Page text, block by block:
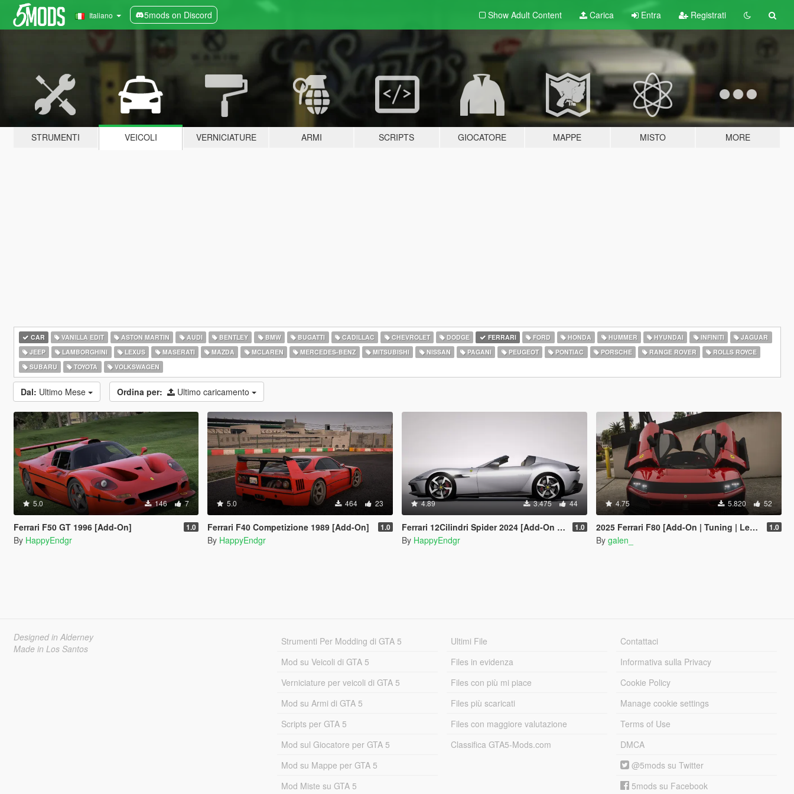
Italiano 5mods on Discord Show Adult Content Carica Entra Registrati
STRUMENTI VEICOLI VERNICIATURE ARMI SCRIPTS GIOCATORE MAPPE MISTO MORE
CAR VANILLA EDIT ASTON MARTIN AUDI BENTLEY BMW BUGATTI CADILLAC CHEVROLET DODGE FERRARI FORD HONDA HUMMER HYUNDAI INFINITI
JAGUAR
JEEP
LAMBORGHINI LEXUS MASERATI MAZDA MCLAREN MERCEDES-BENZ MITSUBISHI NISSAN PAGANI PEUGEOT PONTIAC PORSCHE RANGE ROVER
ROLLS ROYCE
SUBARU
TOYOTA VOLKSWAGEN
Dal: Ultimo Mese Ordina per: Ultimo caricamento
5.0 146 7
Ferrari F50 GT 1996 [Add-On] 1.0
By HappyEndgr
5.0 464 23
Ferrari F40 Competizione 1989 [Add-On] 1.0
By HappyEndgr
4.89 3.475 44
Ferrari 12Cilindri Spider 2024 [Add-On | Template | Extras] 1.0
By HappyEndgr
4.75 5.820 52
2025 Ferrari F80 [Add-On | Tuning | Legacy | Enhanced] 1.0
By galen_
Designed in Alderney
Made in Los Santos
Strumenti Per Modding di GTA 5
Mod su Veicoli di GTA 5
Verniciature per veicoli di GTA 5
Mod su Armi di GTA 5
Scripts per GTA 5
Mod sul Giocatore per GTA 5
Mod su Mappe per GTA 5
Mod Miste su GTA 5
Ultimi File
Files in evidenza
Files con più mi piace
Files più scaricati
Files con maggiore valutazione
Classifica GTA5-Mods.com
Contattaci
Informativa sulla Privacy
Cookie Policy
Manage cookie settings
Terms of Use
DMCA
@5mods su Twitter
5mods su Facebook